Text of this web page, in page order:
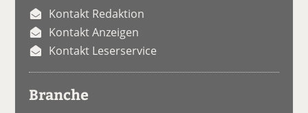
Kontakt Redaktion
Kontakt Anzeigen
Kontakt Leserservice
Branche